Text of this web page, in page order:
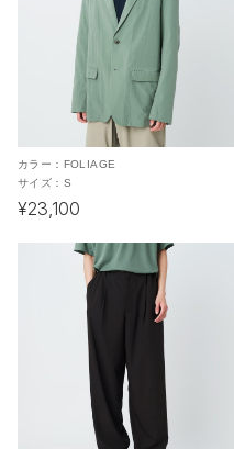
カラー： FOLIAGE
サイズ： S
¥23,100